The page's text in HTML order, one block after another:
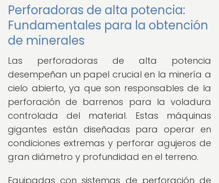
Perforadoras de alta potencia:
Fundamentales para la obtención
de minerales
Las perforadoras de alta potencia
desempeñan un papel crucial en la minería a
cielo abierto, ya que son responsables de la
perforación de barrenos para la voladura
controlada del material. Estas máquinas
gigantes están diseñadas para operar en
condiciones extremas y perforar agujeros de
gran diámetro y profundidad en el terreno.
Equipadas con sistemas de perforación de